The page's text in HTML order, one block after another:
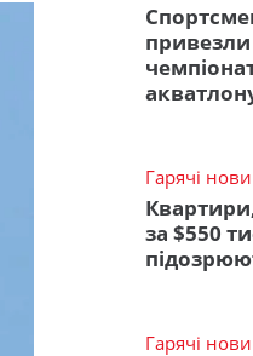
привезли
Гарячі
за $550
Гарячі